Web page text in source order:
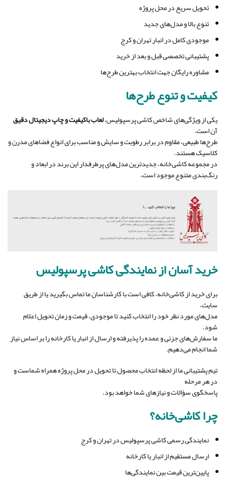
تحویل سریع در محل پروژه
تنوع بالا و مدل‌های جدید
موجودی کامل در انبار تهران و کرج
پشتیبانی تخصصی قبل و بعد از خرید
مشاوره رایگان جهت انتخاب بهترین طرح‌ها
کیفیت و تنوع طرح‌ها
یکی از ویژگی‌های شاخص کاشی پرسپولیس،لعاب باکیفیت و چاپ دیجیتال دقیق
آن است.
طرح‌ها طبیعی، مقاوم در برابر رطوبت و سایش و مناسب برای انواع فضاهای مدرن و
کلاسیک هستند.
در مجموعه کاشی‌خانه، جدیدترین مدل‌های پرطرفدار این برند در ابعاد و
رنگ‌بندی متنوع موجود است.
خرید آسان از نمایندگی کاشی پرسپولیس
برای خرید از کاشی‌خانه، کافی است با کارشناسان ما تماس بگیرید یا از طریق
سایت،
مدل‌های مورد نظر خود را انتخاب کنید تا موجودی، قیمت و زمان تحویل اعلام
شود.
ما سفارش‌های جزئی و عمده را پذیرفته و ارسال از انبار یا کارخانه را بر اساس نیاز
شما انجام می‌دهیم.
تیم پشتیبانی ما از لحظه انتخاب محصول تا تحویل در محل پروژه همراه شماست و
در هر مرحله
پاسخگوی سؤالات و نیازهای شما خواهد بود.
چرا کاشی‌خانه؟
نمایندگی رسمی کاشی پرسپولیس در تهران و کرج
ارسال مستقیم از انبار یا کارخانه
پایین‌ترین قیمت بین نمایندگی‌ها